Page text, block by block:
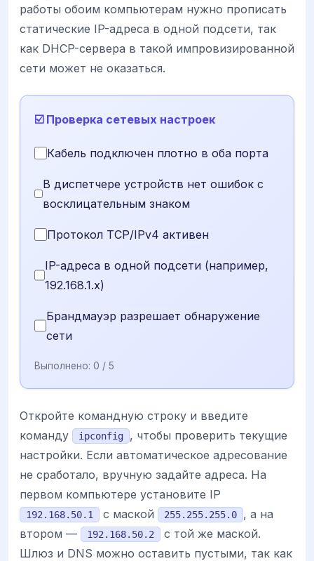
работы обоим компьютерам нужно прописать
статические IP-адреса в одной подсети, так
как DHCP-сервера в такой импровизированной
сети может не оказаться.
☑️ Проверка сетевых настроек
Кабель подключен плотно в оба порта
В диспетчере устройств нет ошибок с
восклицательным знаком
Протокол TCP/IPv4 активен
IP-адреса в одной подсети (например,
192.168.1.x)
Брандмауэр разрешает обнаружение
сети
Выполнено: 0 / 5
Откройте командную строку и введите
команду
ipconfig
, чтобы проверить текущие
настройки. Если автоматическое адресование
не сработало, вручную задайте адреса. На
первом компьютере установите IP
192.168.50.1 с маской 255.255.255.0
, а на
втором —
192.168.50.2
с той же маской.
Шлюз и DNS можно оставить пустыми, так как